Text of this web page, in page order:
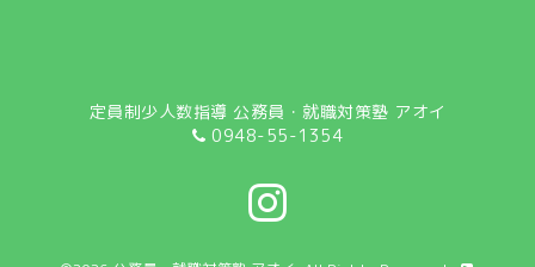
定員制少人数指導 公務員・就職対策塾 アオイ
0948-55-1354